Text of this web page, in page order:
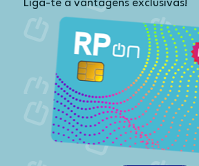
Liga-te a vantagens exclusivas!